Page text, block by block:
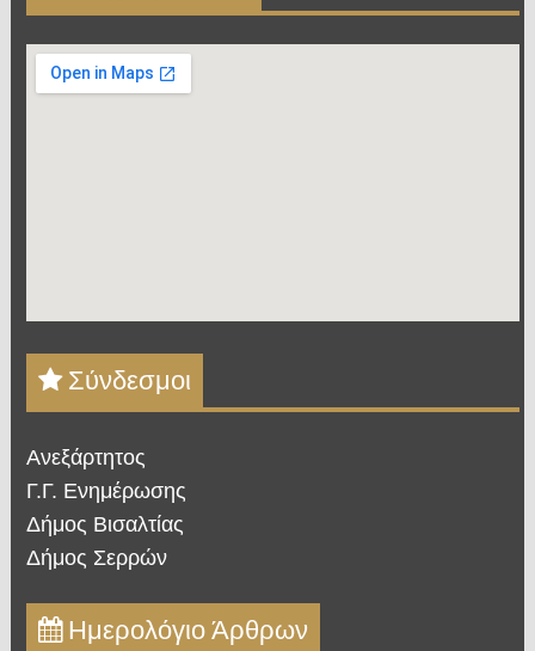
Σύνδεσμοι
Ανεξάρτητος
Γ.Γ. Ενημέρωσης
Δήμος Βισαλτίας
Δήμος Σερρών
Ημερολόγιο Άρθρων